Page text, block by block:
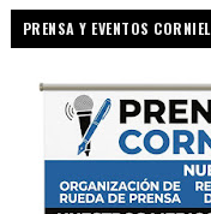
PRENSA Y EVENTOS CORNIEL